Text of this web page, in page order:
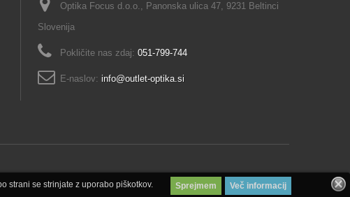
strani se strinjate z uporabo piškotkov. Sprejmem Več informacij
Optika Focus d.o.o., Panonska ulica 47, 9231 Beltinci
Slovenija
Pokličite nas zdaj: 051-799-744
E-naslov: info@outlet-optika.si